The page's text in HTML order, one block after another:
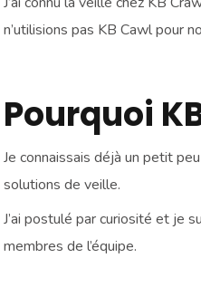
n’utilisions pas KB Cawl pour
Pourquoi
Je connaissais déjà un petit
solutions de veille.
J’ai postulé par curiosité et je
membres de l’équipe.